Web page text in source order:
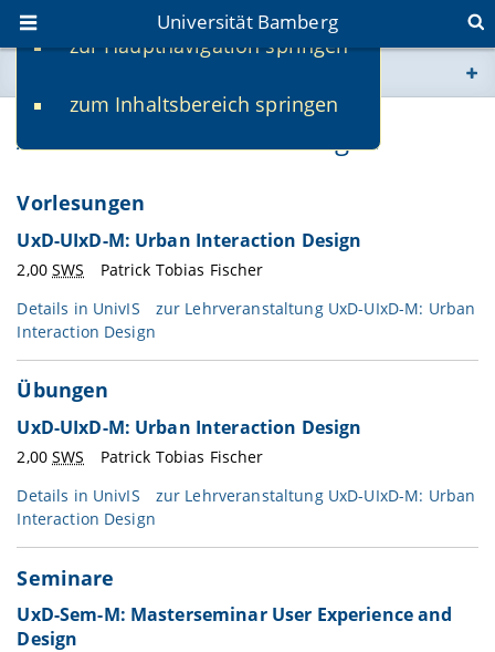
zur Hauptnavigation springen
zum Inhaltsbereich springen
Universität Bamberg
www.uni-bamberg.de
fis.uni-bamberg.de
Aktuelle Lehrveranstaltungen
Vorlesungen
UxD-UIxD-M: Urban Interaction Design
2,00SWS
Patrick Tobias Fischer
Details in UnivIS
zur Lehrveranstaltung UxD-UIxD-M: Urban
Interaction Design
Übungen
UxD-UIxD-M: Urban Interaction Design
2,00SWS
Patrick Tobias Fischer
Details in UnivIS
zur Lehrveranstaltung UxD-UIxD-M: Urban
Interaction Design
Seminare
UxD-Sem-M: Masterseminar User Experience and
Design